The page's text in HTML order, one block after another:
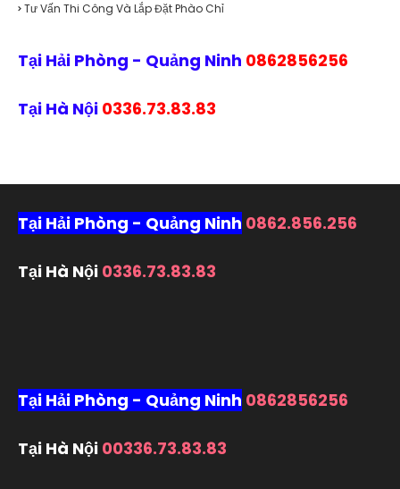
Tư Vấn Thi Công Và Lắp Đặt Phào Chỉ
Tại Hải Phòng - Quảng Ninh 0862856256
Tại Hà Nội 0336.73.83.83
Tại Hải Phòng - Quảng Ninh 0862.856.256
Tại Hà Nội 0336.73.83.83
Tại Hải Phòng - Quảng Ninh 0862856256
Tại Hà Nội 00336.73.83.83